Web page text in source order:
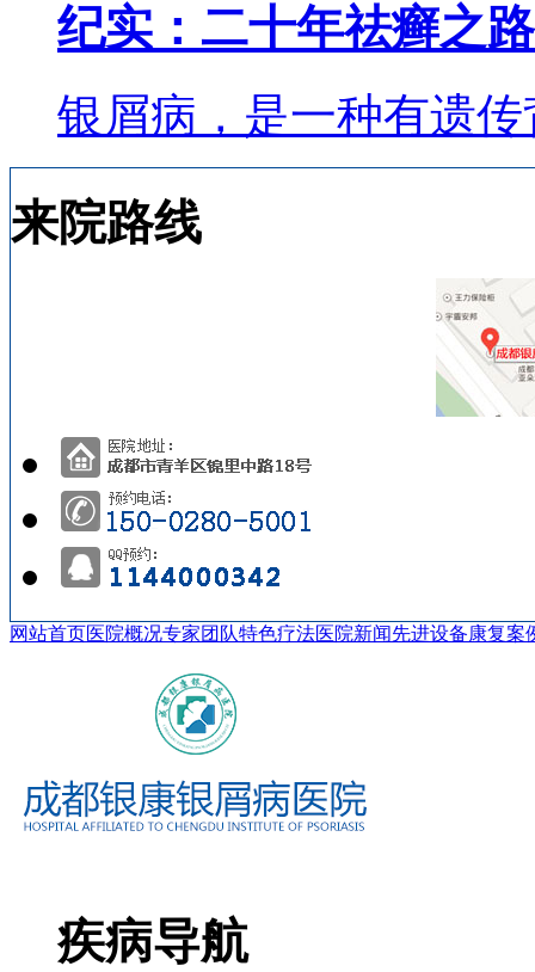
纪实：二十年祛癣之路
银屑病，是一种有遗传
来院路线
网站首页医院概况专家团队特色疗法医院新闻先进设备康复案
疾病导航